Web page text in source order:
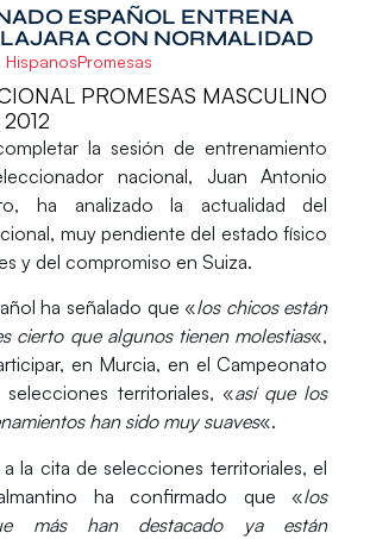
ESPAÑOL ENTRENA
CON NORMALIDAD
HispanosPromesas
PROMESAS MASCULINO
la sesión de entrenamiento
nacional, Juan Antonio
ha analizado la actualidad del
muy pendiente del estado físico
y del compromiso en Suiza.
ha señalado que «los chicos están
cierto que algunos tienen molestias«,
en Murcia, en el Campeonato
territoriales, «así que los
han sido muy suaves«.
la cita de selecciones territoriales, el
ha confirmado que «los
más han destacado ya están